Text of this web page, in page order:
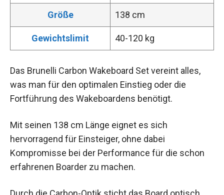
Größe 138 cm
Gewichtslimit 40-120 kg
Das Brunelli Carbon Wakeboard Set vereint alles,
was man für den optimalen Einstieg oder die
Fortführung des Wakeboardens benötigt.
Mit seinen 138 cm Länge eignet es sich
hervorragend für Einsteiger, ohne dabei
Kompromisse bei der Performance für die schon
erfahrenen Boarder zu machen.